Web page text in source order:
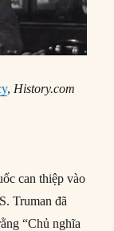
, History.com
can thiệp vào
Truman đã
“Chủ nghĩa